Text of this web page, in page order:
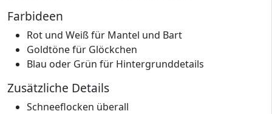
Farbideen
Rot und Weiß für Mantel und Bart
Goldtöne für Glöckchen
Blau oder Grün für Hintergrunddetails
Zusätzliche Details
Schneeflocken überall